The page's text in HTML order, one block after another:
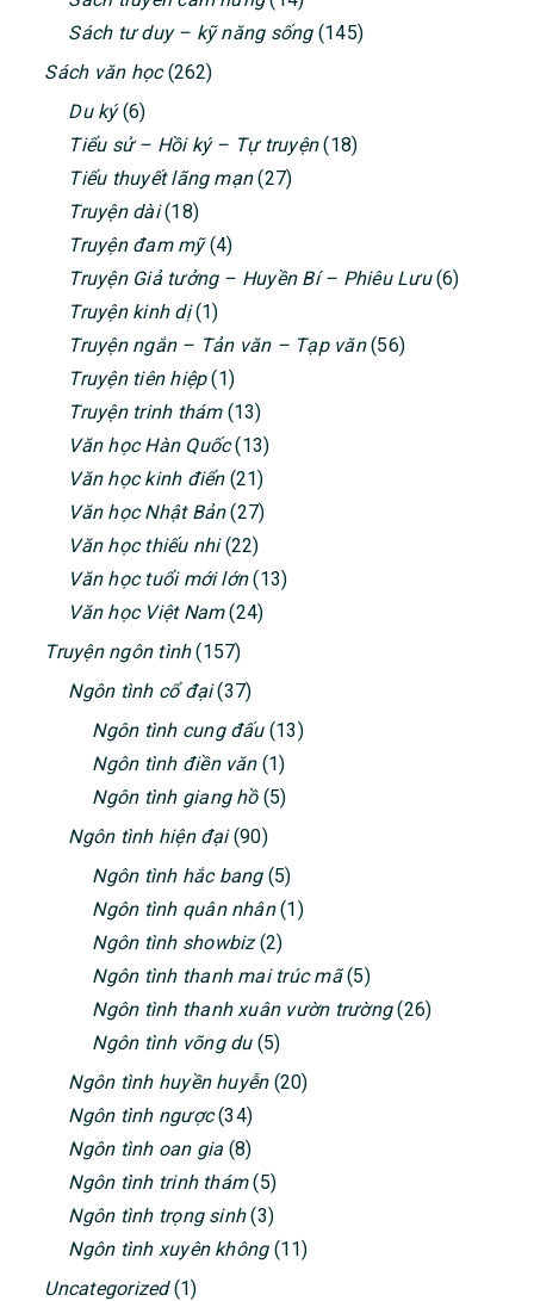
Sách tư duy – kỹ năng sống(145)
Sách văn học(262)
Du ký(6)
Tiểu sử – Hồi ký – Tự truyện(18)
Tiểu thuyết lãng mạn(27)
Truyện dài(18)
Truyện đam mỹ(4)
Truyện Giả tưởng – Huyền Bí – Phiêu Lưu(6)
Truyện kinh dị(1)
Truyện ngắn – Tản văn – Tạp văn(56)
Truyện tiên hiệp(1)
Truyện trinh thám(13)
Văn học Hàn Quốc(13)
Văn học kinh điển(21)
Văn học Nhật Bản(27)
Văn học thiếu nhi(22)
Văn học tuổi mới lớn(13)
Văn học Việt Nam(24)
Truyện ngôn tình(157)
Ngôn tình cổ đại(37)
Ngôn tình cung đấu(13)
Ngôn tình điền văn(1)
Ngôn tình giang hồ(5)
Ngôn tình hiện đại(90)
Ngôn tình hắc bang(5)
Ngôn tình quân nhân(1)
Ngôn tình showbiz(2)
Ngôn tình thanh mai trúc mã(5)
Ngôn tình thanh xuân vườn trường(26)
Ngôn tình võng du(5)
Ngôn tình huyền huyễn(20)
Ngôn tình ngược(34)
Ngôn tình oan gia (8)
Ngôn tình trinh thám(5)
Ngôn tình trọng sinh(3)
Ngôn tình xuyên không(11)
Uncategorized(1)